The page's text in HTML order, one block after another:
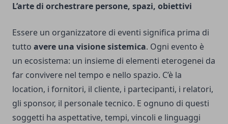
L’arte di orchestrare persone, spazi, obiettivi
Essere un organizzatore di eventi significa prima di
tutto avere una visione sistemica. Ogni evento è
un ecosistema: un insieme di elementi eterogenei da
far convivere nel tempo e nello spazio. C’è la
location, i fornitori, il cliente, i partecipanti, i relatori,
gli sponsor, il personale tecnico. E ognuno di questi
soggetti ha aspettative, tempi, vincoli e linguaggi